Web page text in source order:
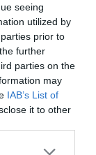
seeing
utilized by
prior to
further
parties on the
may
IAB’s List of
it to other
more Google